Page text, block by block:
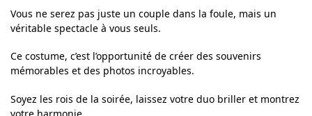
Vous ne serez pas juste un couple dans la foule, mais un
véritable spectacle à vous seuls.
Ce costume, c’est l’opportunité de créer des souvenirs
mémorables et des photos incroyables.
Soyez les rois de la soirée, laissez votre duo briller et montrez
votre harmonie.